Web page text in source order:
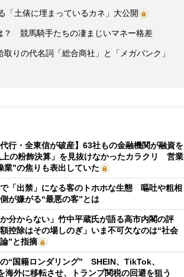
「土俵に埋まっているカネ」大公開
？ 競馬騎手たちの凄まじいマネー格差
りの代名詞「総合商社」と「メガバンク」
代行・全東信が破産】63社もの金融機関が融資を
上の粉飾決算」を見抜けなかったカラクリ 営業
業”の焦りも表出していた
「出禁」になる客のトホホな生態 嘔吐や粗相
が嫌がる“最悪の客”とは
か分からない」竹中平蔵氏が語る高市内閣の評
控除はその場しのぎ」いま不可欠なのは“社会
”と指摘
“国籍ロンダリング” SHEIN、TikTok、
海外に移転させ、トランプ関税の回避を狙う